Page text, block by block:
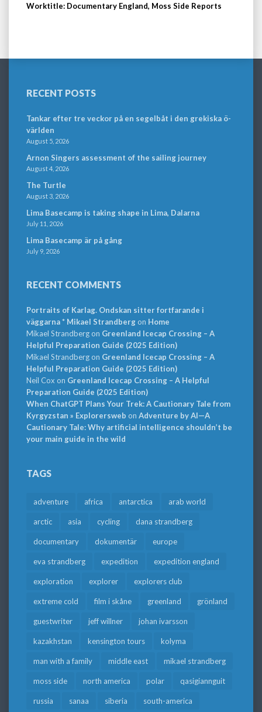
Worktitle: Documentary England, Moss Side Reports
RECENT POSTS
Tankar efter tre veckor på en segelbåt i den grekiska ö-
världen
August 5, 2026
Arnon Singers assessment of the sailing journey
August 4, 2026
The Turtle
August 3, 2026
Lima Basecamp is taking shape in Lima, Dalarna
July 11, 2026
Lima Basecamp är på gång
July 9, 2026
RECENT COMMENTS
Portraits of Karlag. Ondskan sitter fortfarande i
väggarna * Mikael Strandbergon Home
Mikael Strandbergon Greenland Icecap Crossing – A
Helpful Preparation Guide (2025 Edition)
Mikael Strandbergon Greenland Icecap Crossing – A
Helpful Preparation Guide (2025 Edition)
Neil Cox on Greenland Icecap Crossing – A Helpful
Preparation Guide (2025 Edition)
When ChatGPT Plans Your Trek: A Cautionary Tale from
Kyrgyzstan » Explorersweb on Adventure by AI—A
Cautionary Tale: Why artificial intelligence shouldn’t be
your main guide in the wild
TAGS
adventure africa antarctica arab world
arctic asia cycling dana strandberg
documentary dokumentär europe
eva strandberg expedition expedition england
exploration explorer explorers club
extreme cold film i skåne greenland grönland
guestwriter jeff willner johan ivarsson
kazakhstan kensington tours kolyma
man with a family middle east mikael strandberg
moss side north america polar qasigiannguit
russia sanaa siberia south-america